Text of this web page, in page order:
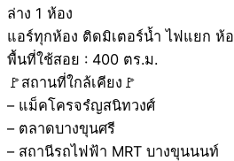
ล่าง 1 ห้อง
แอร์ทุกห้อง ติดมิเตอร์น้ำ ไฟแยก ห้
พื้นที่ใช้สอย : 400 ตร.ม.
🚩สถานที่ใกล้เคียง🚩
– แม็คโครจรํญสนิทวงศ์
– ตลาดบางขุนศรี
– สถานีรถไฟฟ้า MRT บางขุนนนท์